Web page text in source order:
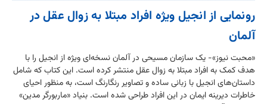
رونمایی از انجیل ویژه افراد مبتلا به زوال عقل در
آلمان
«محبت نیوز»- یک سازمان مسیحی در آلمان نسخه‌ای ویژه از انجیل را با
هدف کمک به افراد مبتلا به زوال عقل منتشر کرده است. این کتاب که شامل
داستان‌های انجیل با زبانی ساده و تصاویر رنگارنگ است، به منظور احیای
خاطرات دیرینه ایمان در این افراد طراحی شده است. بنیاد «ماربورگر مدین»